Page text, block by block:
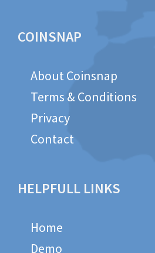
COINSNAP
About Coinsnap
Terms & Conditions
Privacy
Contact
HELPFULL LINKS
Home
Demo